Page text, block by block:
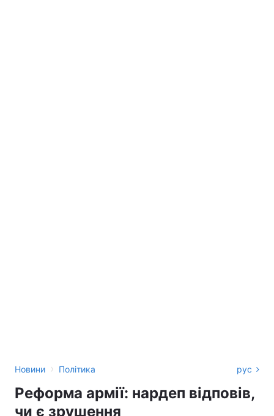
Новини › Політика рус
Реформа армії: нардеп відповів,
чи є зрушення